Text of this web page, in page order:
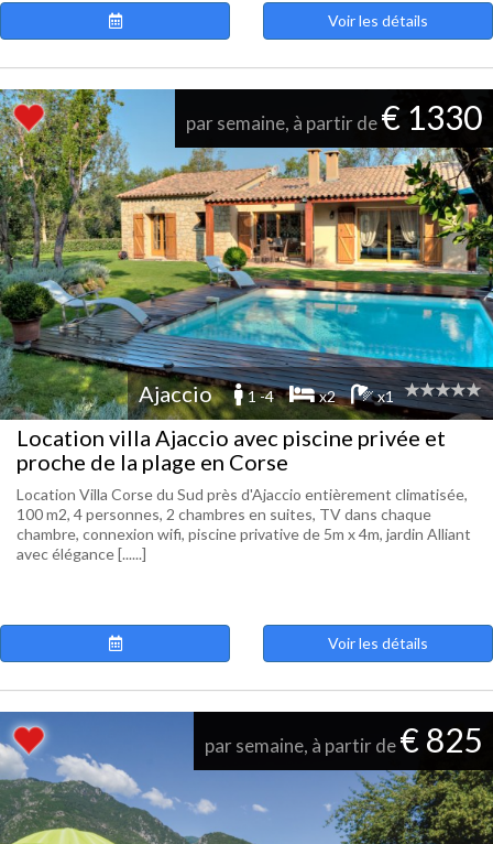
Voir les détails
par semaine, à partir de€ 1330
Ajaccio 1 -4 x2 x1
Location villa Ajaccio avec piscine privée et
proche de la plage en Corse
Location Villa Corse du Sud près d'Ajaccio entièrement climatisée,
100 m2, 4 personnes, 2 chambres en suites, TV dans chaque
chambre, connexion wifi, piscine privative de 5m x 4m, jardin Alliant
avec élégance [......]
Voir les détails
par semaine, à partir de€ 825